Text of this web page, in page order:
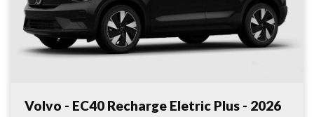
Volvo - EC40 Recharge Eletric Plus - 2026